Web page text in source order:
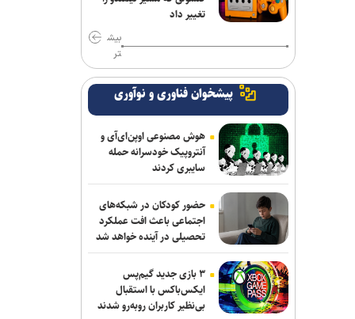
تغییر داد
بیش
تر
پیشخوان فناوری و نوآوری
هوش مصنوعی اوپن‌ای‌آی و
آنتروپیک خودسرانه حمله
سایبری کردند
حضور کودکان در شبکه‌های
اجتماعی باعث افت عملکرد
تحصیلی در آینده خواهد شد
۳ بازی جدید گیم‌پس
ایکس‌باکس با استقبال
بی‌نظیر کاربران روبه‌رو شدند